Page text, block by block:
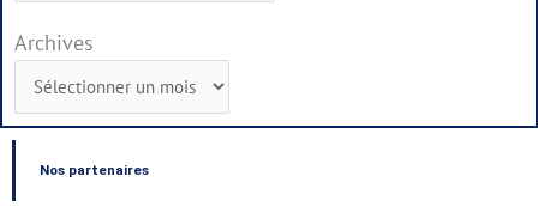
Archives
Archives
Nos partenaires